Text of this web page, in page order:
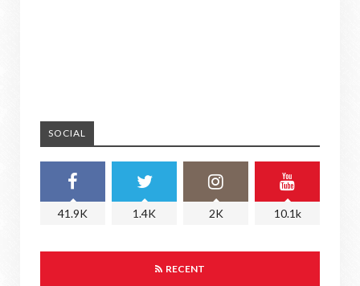
SOCIAL
41.9K 1.4K 2K 10.1k
RECENT